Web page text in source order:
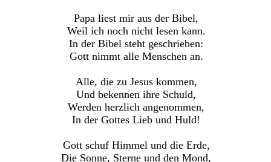
Papa liest mir aus der Bibel,
Weil ich noch nicht lesen kann.
In der Bibel steht geschrieben:
Gott nimmt alle Menschen an.
Alle, die zu Jesus kommen,
Und bekennen ihre Schuld,
Werden herzlich angenommen,
In der Gottes Lieb und Huld!
Gott schuf Himmel und die Erde,
Die Sonne, Sterne und den Mond,